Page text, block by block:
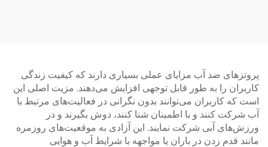
پروتزهای ضد آب مزایای عملی بسیاری دارند که کیفیت زندگی
کاربران را به طور قابل توجهی افزایش می‌دهند. مزیت اصلی این
است که کاربران می‌توانند بدون نگرانی در فعالیت‌های مرتبط با
آب شرکت کنند و با اطمینان شنا کنند، دوش بگیرند و در
ورزش‌های آبی شرکت نمایند. این آزادی به موقعیت‌های روزمره
مانند قدم زدن در باران یا مواجهه با شرایط آب و هوایی